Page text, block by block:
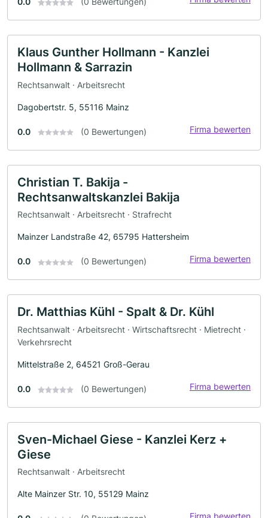
Klaus Gunther Hollmann - Kanzlei
Hollmann & Sarrazin
Rechtsanwalt · Arbeitsrecht
Dagobertstr. 5, 55116 Mainz
0.0 (0 Bewertungen) Firma bewerten
Christian T. Bakija -
Rechtsanwaltskanzlei Bakija
Rechtsanwalt · Arbeitsrecht · Strafrecht
Mainzer Landstraße 42, 65795 Hattersheim
0.0 (0 Bewertungen) Firma bewerten
Dr. Matthias Kühl - Spalt & Dr. Kühl
Rechtsanwalt · Arbeitsrecht · Wirtschaftsrecht · Mietrecht ·
Verkehrsrecht
Mittelstraße 2, 64521 Groß-Gerau
0.0 (0 Bewertungen) Firma bewerten
Sven-Michael Giese - Kanzlei Kerz +
Giese
Rechtsanwalt · Arbeitsrecht
Alte Mainzer Str. 10, 55129 Mainz